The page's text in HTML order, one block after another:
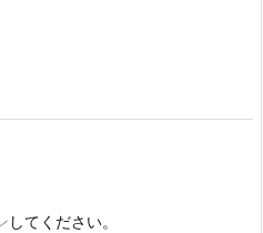
してください。